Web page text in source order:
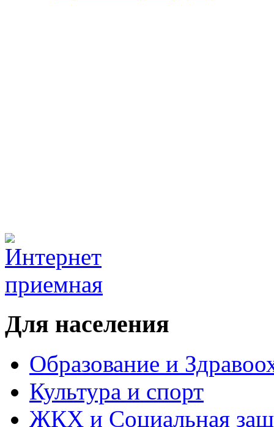
Для населения
Образование и
Культура и спорт
ЖКХ и Социальная